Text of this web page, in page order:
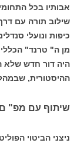
אבותיו בכל
שילוב תורה עם
כיפות ונועלי
מן ה" טרנד"
היה דור חדש שלא
ההיסטורית,
שיתוף עם מפ" ם
ניצני הביטוי